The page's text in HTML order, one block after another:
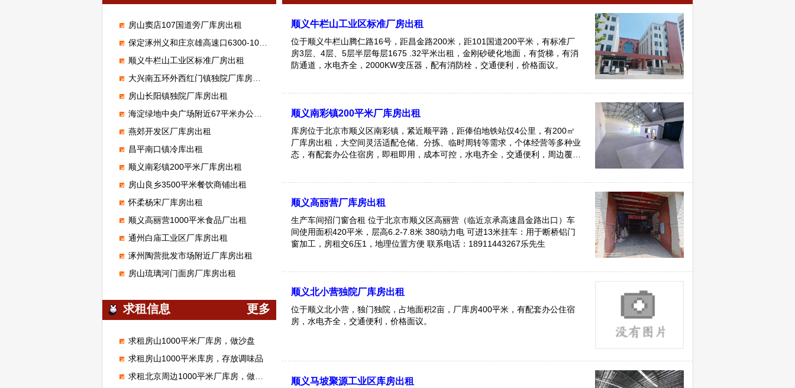
房山窦店107国道旁厂库房出租
保定涿州义和庄京雄高速口6300-100000平米标准高台库出租
顺义牛栏山工业区标准厂房出租
大兴南五环外西红门镇独院厂库房出租
房山长阳镇独院厂库房出租
海淀绿地中央广场附近67平米办公室出租
燕郊开发区厂库房出租
昌平南口镇冷库出租
顺义南彩镇200平米厂库房出租
房山良乡3500平米餐饮商铺出租
怀柔杨宋厂库房出租
顺义高丽营1000平米食品厂出租
通州白庙工业区厂库房出租
涿州陶营批发市场附近厂库房出租
房山琉璃河门面房厂库房出租
求租信息 更多
求租房山1000平米厂库房，做沙盘
求租房山1000平米库房，存放调味品
求租北京周边1000平米厂库房，做腻子粉
顺义牛栏山工业区标准厂房出租
位于顺义牛栏山腾仁路16号，距昌金路200米，距101国道200平米，有标准厂
房3层、4层、5层半层每层1675 .32平米出租，金刚砂硬化地面，有货梯，有消
防通道，水电齐全，2000KW变压器，配有消防栓，交通便利，价格面议。
顺义南彩镇200平米厂库房出租
库房位于北京市顺义区南彩镇，紧近顺平路，距俸伯地铁站仅4公里，有200㎡
厂库房出租，大空间灵活适配仓储、分拣、临时周转等需求，个体经营等多种业
态，有配套办公住宿房，即租即用，成本可控，水电齐全，交通便利，周边覆盖
顺义高丽营厂库房出租
生产车间招门窗合租 位于北京市顺义区高丽营（临近京承高速昌金路出口）车
间使用面积420平米，层高6.2-7.8米 380动力电 可进13米挂车：用于断桥铝门
窗加工，房租交6压1，地理位置方便 联系电话：18911443267乐先生
顺义北小营独院厂库房出租
位于顺义北小营，独门独院，占地面积2亩，厂库房400平米，有配套办公住宿
房，水电齐全，交通便利，价格面议。
顺义马坡聚源工业区库房出租